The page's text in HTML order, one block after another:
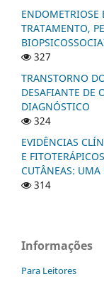
ENDOMETRIOSE
TRATAMENTO,
327
TRANSTORNO
DESAFIANTE DE
DIAGNÓSTICO
324
EVIDÊNCIAS
E
CUTÂNEAS: UMA
314
Informações
Para Leitores